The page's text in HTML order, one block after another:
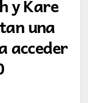
y Kare
una
acceder